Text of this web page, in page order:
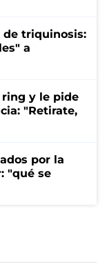
de triquinosis:
a
y le pide
"Retirate,
por la
"qué se